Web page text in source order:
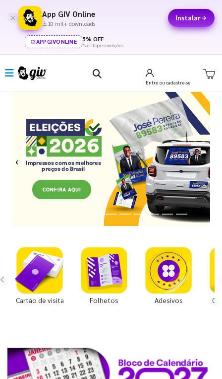
App GIV Online
10 mil+ downloads
Instalar
APPGIVONLINE 5% OFF
*verifique condições
Entre ou cadastre-se
Previous Next
Cartão de visita Folhetos Adesivos